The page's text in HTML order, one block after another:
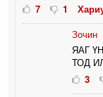
7
1
Зочин
ЯАГ
ТОД
3